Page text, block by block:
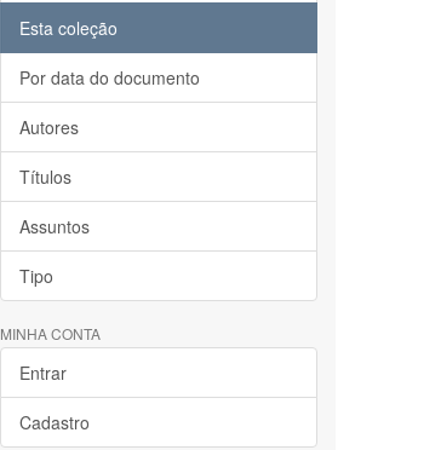
Esta coleção
Por data do documento
Autores
Títulos
Assuntos
Tipo
MINHA CONTA
Entrar
Cadastro